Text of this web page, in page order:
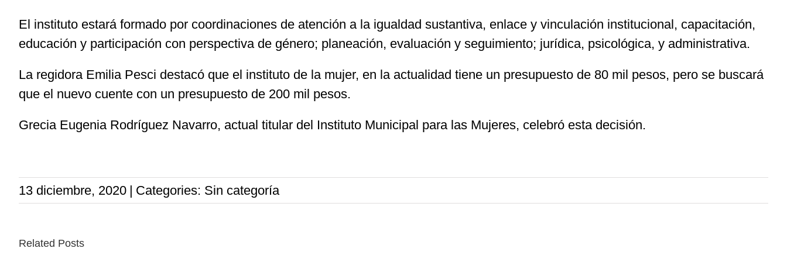
El instituto estará formado por coordinaciones de atención a la igualdad sustantiva, enlace y vinculación institucional, capacitación,
educación y participación con perspectiva de género; planeación, evaluación y seguimiento; jurídica, psicológica, y administrativa.
La regidora Emilia Pesci destacó que el instituto de la mujer, en la actualidad tiene un presupuesto de 80 mil pesos, pero se buscará
que el nuevo cuente con un presupuesto de 200 mil pesos.
Grecia Eugenia Rodríguez Navarro, actual titular del Instituto Municipal para las Mujeres, celebró esta decisión.
13 diciembre, 2020 | Categories: Sin categoría
Related Posts